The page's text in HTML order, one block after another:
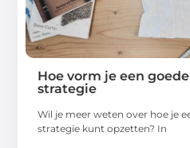
Hoe vorm je een
strategie
Wil je meer weten over hoe je
strategie kunt opzetten? In